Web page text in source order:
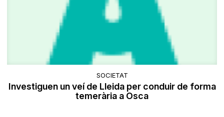
SOCIETAT
Investiguen un veí de Lleida per conduir de forma
temerària a Osca